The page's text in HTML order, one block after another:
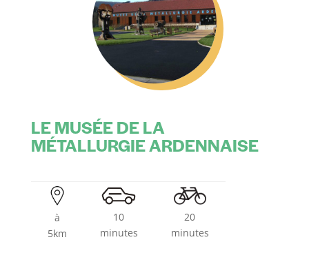
LE MUSÉE DE LA
MÉTALLURGIE ARDENNAISE
à
5km
10
minutes
20
minutes